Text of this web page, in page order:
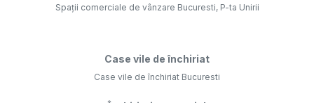
Spații comerciale de vânzare Bucuresti, P-ta Unirii
Case vile de închiriat
Case vile de închiriat Bucuresti